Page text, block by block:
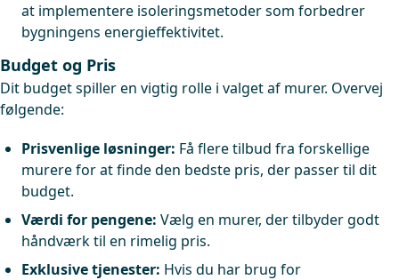
at implementere isoleringsmetoder som forbedrer
bygningens energieffektivitet.
Budget og Pris
Dit budget spiller en vigtig rolle i valget af murer. Overvej
følgende:
Prisvenlige løsninger: Få flere tilbud fra forskellige
murere for at finde den bedste pris, der passer til dit
budget.
Værdi for pengene: Vælg en murer, der tilbyder godt
håndværk til en rimelig pris.
Exklusive tjenester: Hvis du har brug for